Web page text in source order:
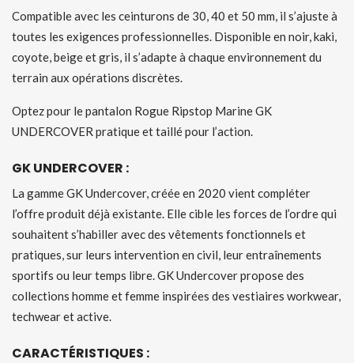
Compatible avec les ceinturons de 30, 40 et 50 mm, il s’ajuste à
toutes les exigences professionnelles. Disponible en noir, kaki,
coyote, beige et gris, il s’adapte à chaque environnement du
terrain aux opérations discrètes.
Optez pour le pantalon Rogue Ripstop Marine GK
UNDERCOVER pratique et taillé pour l’action.
GK UNDERCOVER :
La gamme GK Undercover, créée en 2020 vient compléter
l’offre produit déjà existante. Elle cible les forces de l’ordre qui
souhaitent s’habiller avec des vêtements fonctionnels et
pratiques, sur leurs intervention en civil, leur entraînements
sportifs ou leur temps libre. GK Undercover propose des
collections homme et femme inspirées des vestiaires workwear,
techwear et active.
CARACTÉRISTIQUES :